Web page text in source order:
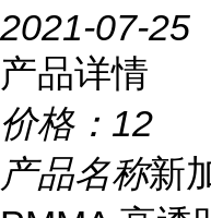
2021-07-25
产品详情
价格： 12
产品名称新